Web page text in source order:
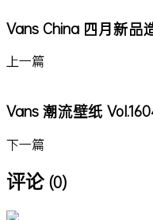
Vans China 四月新品
上一篇
Vans 潮流壁纸
下一篇
评论 (0)